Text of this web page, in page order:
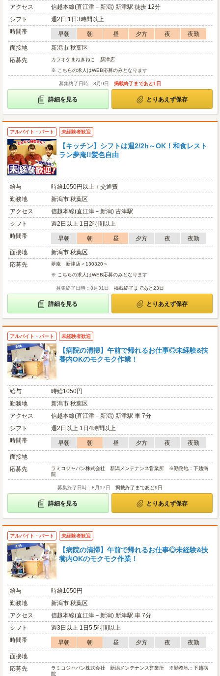
アクセス
信越本線(直江津－新潟) 新津駅 徒歩 12分
シフト
週2日 1日3時間以上
時間帯
早朝 朝 昼 夕方 夜
夜勤
面接地
新潟市 秋葉区
応募先
カラオケまねきねこ 新津店
※ こちらの求人はWEB応募のみとなります
募集終了日時：8月9日 掲載終了まであと1日
詳細を見る とりあえず保存
アルバイト・パート 未経験者歓迎
【キッチン】シフトは週2/2h～OK！和食レスト
ラン夢庵!!髪色自由
給与
時給1050円以上＋交通費
勤務地
新潟市 秋葉区
アクセス
信越本線(直江津－新潟) 古津駅
シフト
週2日以上 1日2時間以上
時間帯
早朝 朝 昼 夕方 夜
夜勤
面接地
新潟市 秋葉区
応募先
夢庵 新津店＜130320＞
※ こちらの求人はWEB応募のみとなります
募集終了日時：8月31日 掲載終了まであと23日
詳細を見る とりあえず保存
アルバイト・パート 未経験者歓迎
【病院の清掃】午前で帰れるお仕事◎未経験&扶
養内OKのモクモク作業！
給与
時給1050円
勤務地
新潟市 秋葉区
アクセス
信越本線(直江津－新潟) 新津駅 車 7分
シフト
週2日以上 1日4時間以上
時間帯
早朝 朝 昼 夕方 夜
夜勤
面接地
応募先
ラミコジャパン株式会社 新潟メンテナンス営業所 ※勤務地：下越病
院
募集終了日時：8月17日 掲載終了まであと9日
詳細を見る とりあえず保存
アルバイト・パート 未経験者歓迎
【病院の清掃】午前で帰れるお仕事◎未経験&扶
養内OKのモクモク作業！
給与
時給1050円
勤務地
新潟市 秋葉区
アクセス
信越本線(直江津－新潟) 新津駅 車 7分
シフト
週3日以上 1日5.5時間以上
時間帯
早朝 朝 昼 夕方 夜
夜勤
面接地
応募先
ラミコジャパン株式会社 新潟メンテナンス営業所 ※勤務地：下越病
院